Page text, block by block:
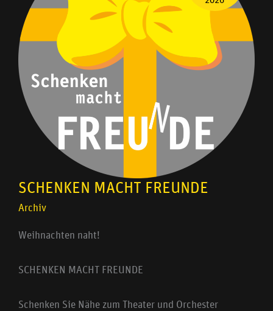
SCHENKEN MACHT FREUNDE
Archiv
Weihnachten naht!
SCHENKEN MACHT FREUNDE
Schenken Sie Nähe zum Theater und Orchester